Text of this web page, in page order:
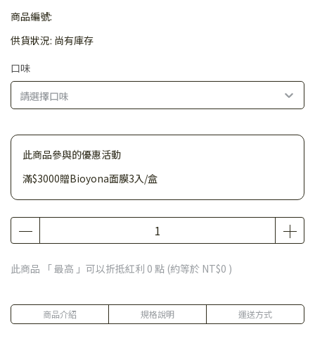
商品編號:
供貨狀況: 尚有庫存
口味
請選擇口味
此商品參與的優惠活動
滿$3000贈Bioyona面膜3入/盒
此商品 「 最高 」可以折抵紅利 0 點 (約等於 NT$0 )
商品介紹 規格說明 運送方式